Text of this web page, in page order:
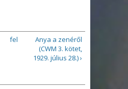
fel
Anya a zenéről
(CWM 3. kötet,
1929. július 28.) ›